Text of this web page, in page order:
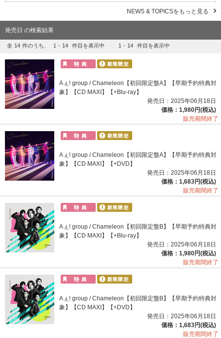
NEWS & TOPICSをもっと見る
発売日 の検索結果
全 14 件のうち、 1 - 14 件目を表示中 1 - 14 件目を表示中
Aぇ! group / Chameleon【初回限定盤A】【早期予約特典対
象】【CD MAXI】【+Blu-ray】
発売日：2025年06月18日
価格：1,980円(税込)
販売期間終了
Aぇ! group / Chameleon【初回限定盤A】【早期予約特典対
象】【CD MAXI】【+DVD】
発売日：2025年06月18日
価格：1,683円(税込)
販売期間終了
Aぇ! group / Chameleon【初回限定盤B】【早期予約特典対
象】【CD MAXI】【+Blu-ray】
発売日：2025年06月18日
価格：1,980円(税込)
販売期間終了
Aぇ! group / Chameleon【初回限定盤B】【早期予約特典対
象】【CD MAXI】【+DVD】
発売日：2025年06月18日
価格：1,683円(税込)
販売期間終了